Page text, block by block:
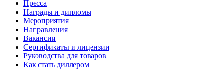
Пресса
Награды и дипломы
Мероприятия
Направления
Вакансии
Сертификаты и лицензии
Руководства для товаров
Как стать диллером